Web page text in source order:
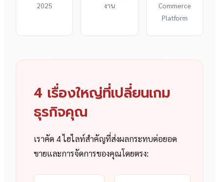
2025
งาน
Commerce
Platform
4 เรื่องใหญ่ที่เปลี่ยนเกม
ธุรกิจคุณ
เราคัด 4 ไฮไลท์สำคัญที่ส่งผลกระทบต่อยอด
ขายและการจัดการของคุณโดยตรง: